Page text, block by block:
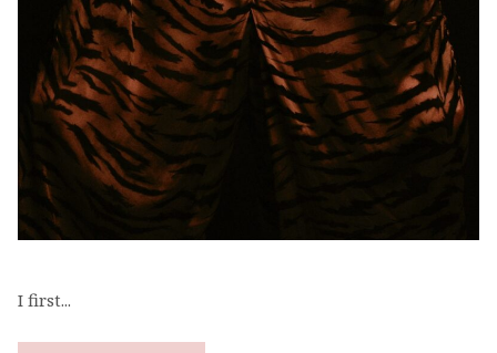
I first...